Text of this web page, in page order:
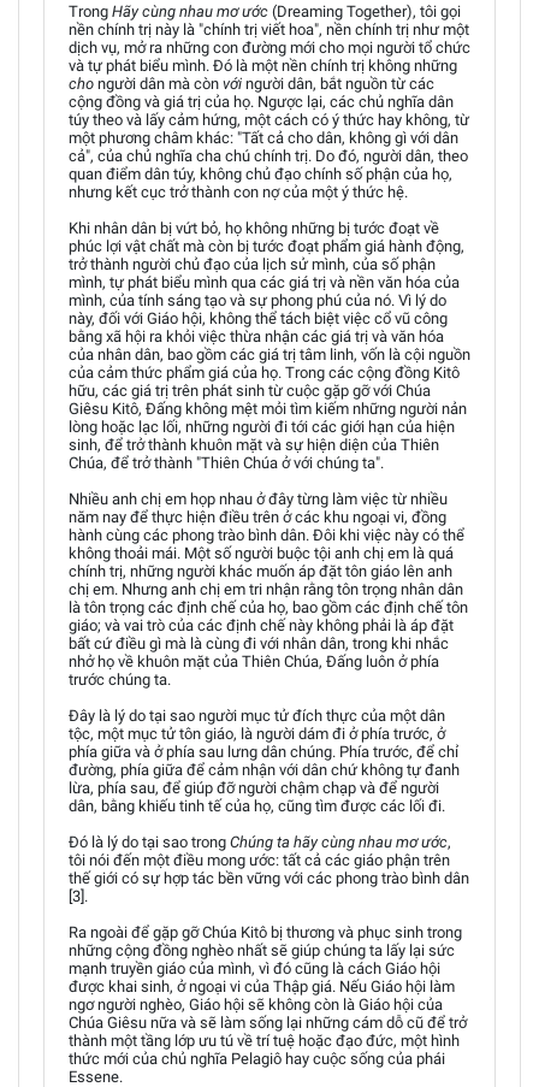
Trong Hãy cùng nhau mơ ước (Dreaming Together), tôi gọi
nền chính trị này là "chính trị viết hoa", nền chính trị như một
dịch vụ, mở ra những con đường mới cho mọi người tổ chức
và tự phát biểu mình. Đó là một nền chính trị không những
cho người dân mà còn với người dân, bắt nguồn từ các
cộng đồng và giá trị của họ. Ngược lại, các chủ nghĩa dân
túy theo và lấy cảm hứng, một cách có ý thức hay không, từ
một phương châm khác: "Tất cả cho dân, không gì với dân
cả", của chủ nghĩa cha chú chính trị. Do đó, người dân, theo
quan điểm dân túy, không chủ đạo chính số phận của họ,
nhưng kết cục trở thành con nợ của một ý thức hệ.
Khi nhân dân bị vứt bỏ, họ không những bị tước đoạt về
phúc lợi vật chất mà còn bị tước đoạt phẩm giá hành động,
trở thành người chủ đạo của lịch sử mình, của số phận
mình, tự phát biểu mình qua các giá trị và nền văn hóa của
mình, của tính sáng tạo và sự phong phú của nó. Vì lý do
này, đối với Giáo hội, không thể tách biệt việc cổ vũ công
bằng xã hội ra khỏi việc thừa nhận các giá trị và văn hóa
của nhân dân, bao gồm các giá trị tâm linh, vốn là cội nguồn
của cảm thức phẩm giá của họ. Trong các cộng đồng Kitô
hữu, các giá trị trên phát sinh từ cuộc gặp gỡ với Chúa
Giêsu Kitô, Đấng không mệt mỏi tìm kiếm những người nản
lòng hoặc lạc lối, những người đi tới các giới hạn của hiện
sinh, để trở thành khuôn mặt và sự hiện diện của Thiên
Chúa, để trở thành "Thiên Chúa ở với chúng ta".
Nhiều anh chị em họp nhau ở đây từng làm việc từ nhiều
năm nay để thực hiện điều trên ở các khu ngoại vi, đồng
hành cùng các phong trào bình dân. Đôi khi việc này có thể
không thoải mái. Một số người buộc tội anh chị em là quá
chính trị, những người khác muốn áp đặt tôn giáo lên anh
chị em. Nhưng anh chị em tri nhận rằng tôn trọng nhân dân
là tôn trọng các định chế của họ, bao gồm các định chế tôn
giáo; và vai trò của các định chế này không phải là áp đặt
bất cứ điều gì mà là cùng đi với nhân dân, trong khi nhắc
nhở họ về khuôn mặt của Thiên Chúa, Đấng luôn ở phía
trước chúng ta.
Đây là lý do tại sao người mục tử đích thực của một dân
tộc, một mục tử tôn giáo, là người dám đi ở phía trước, ở
phía giữa và ở phía sau lưng dân chúng. Phía trước, để chỉ
đường, phía giữa để cảm nhận với dân chứ không tự đanh
lừa, phía sau, để giúp đỡ người chậm chạp và để người
dân, bằng khiếu tinh tế của họ, cũng tìm được các lối đi.
Đó là lý do tại sao trong Chúng ta hãy cùng nhau mơ ước,
tôi nói đến một điều mong ước: tất cả các giáo phận trên
thế giới có sự hợp tác bền vững với các phong trào bình dân
[3].
Ra ngoài để gặp gỡ Chúa Kitô bị thương và phục sinh trong
những cộng đồng nghèo nhất sẽ giúp chúng ta lấy lại sức
mạnh truyền giáo của mình, vì đó cũng là cách Giáo hội
được khai sinh, ở ngoại vi của Thập giá. Nếu Giáo hội làm
ngơ người nghèo, Giáo hội sẽ không còn là Giáo hội của
Chúa Giêsu nữa và sẽ làm sống lại những cám dỗ cũ để trở
thành một tầng lớp ưu tú về trí tuệ hoặc đạo đức, một hình
thức mới của chủ nghĩa Pelagiô hay cuộc sống của phái
Essene.